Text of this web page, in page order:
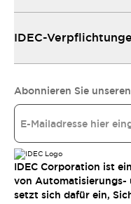
IDEC-
Abonnieren Sie
IDEC Corporation ist
von Automatisierungs-
setzt sich dafür ein,